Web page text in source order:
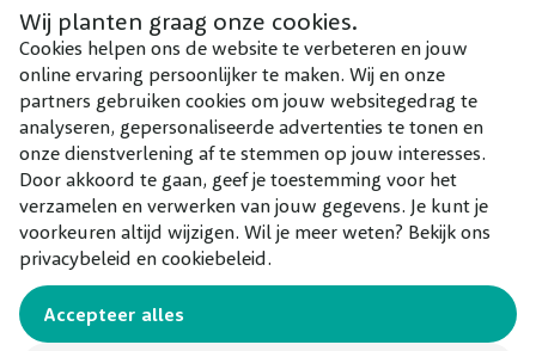
Wij planten graag onze cookies.
Cookies helpen ons de website te verbeteren en jouw
online ervaring persoonlijker te maken. Wij en onze
partners gebruiken cookies om jouw websitegedrag te
analyseren, gepersonaliseerde advertenties te tonen en
onze dienstverlening af te stemmen op jouw interesses.
Door akkoord te gaan, geef je toestemming voor het
verzamelen en verwerken van jouw gegevens. Je kunt je
voorkeuren altijd wijzigen. Wil je meer weten? Bekijk ons
privacybeleid en cookiebeleid.
Accepteer alles
graag op een warme en vochthoudende grond. De boom is
zelfbestuivend.
Windbestendigheid Goed
Winterhardheid Goed winterhard (-23,3 tot -20,6 °C)
Biodiversiteit Trekt bijen & vlinders aan
Toepassing Solitair / grote tuin
Pluktijd Oktober, November
Combineer met
Onze aanraders bij dit product